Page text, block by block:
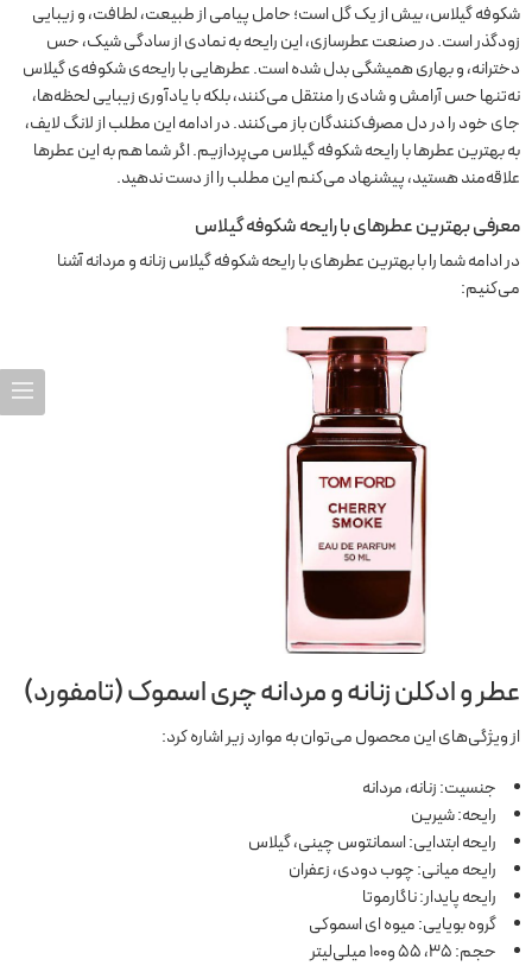
شکوفه گیلاس، بیش از یک گل است؛ حامل پیامی از طبیعت، لطافت، و زیبایی
زودگذر است. در صنعت عطرسازی، این رایحه به نمادی از سادگی شیک، حس
دخترانه، و بهاری همیشگی بدل شده است. عطرهایی با رایحه‌ی شکوفه‌ی گیلاس
نه‌تنها حس آرامش و شادی را منتقل می‌کنند، بلکه با یادآوری زیبایی لحظه‌ها،
جای خود را در دل مصرف‌کنندگان باز می‌کنند. در ادامه این مطلب از لانگ لایف،
به بهترین عطرها با رایحه شکوفه گیلاس می‌پردازیم. اگر شما هم به این عطرها
علاقه‌مند هستید، پیشنهاد می‌کنم این مطلب را از دست ندهید.
معرفی بهترین عطرهای با رایحه شکوفه گیلاس
در ادامه شما را با بهترین عطرهای با رایحه شکوفه گیلاس زنانه و مردانه آشنا
می‌کنیم:
عطر و ادکلن زنانه و مردانه چری اسموک (تامفورد)
از ویژگی‌های این محصول می‌توان به موارد زیر اشاره کرد:
جنسیت: زنانه، مردانه
رایحه: شیرین
رایحه ابتدایی: اسمانتوس چینی، گیلاس
رایحه میانی: چوب دودی، زعفران
رایحه پایدار: ناگارموتا
گروه بویایی: میوه ای اسموکی
حجم: 35، 55 و100 میلی‌لیتر